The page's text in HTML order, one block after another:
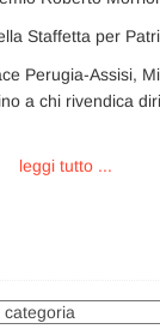
Staffetta per
Perugia-Assisi,
a chi rivendica
leggi tutto ...